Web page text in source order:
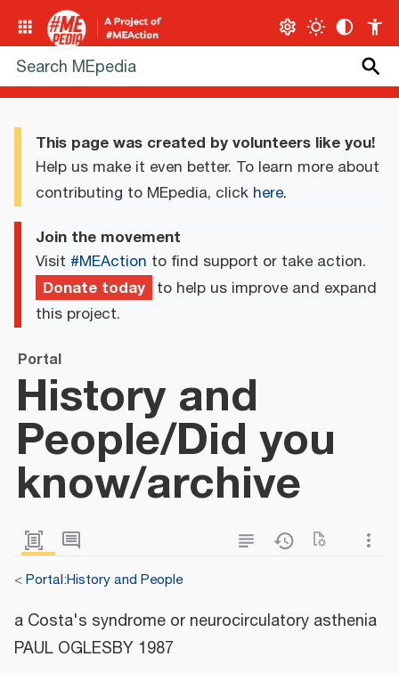
This page was created by volunteers like you!
Help us make it even better. To learn more about
contributing to MEpedia, click here.
Join the movement
Visit #MEAction to find support or take action.
Donate today to help us improve and expand
this project.
Portal
History and
People/Did you
know/archive
<Portal:History and People
a Costa's syndrome or neurocirculatory asthenia
PAUL OGLESBY 1987